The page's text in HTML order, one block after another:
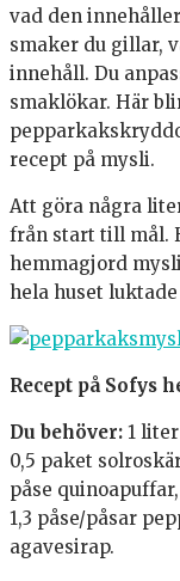
vad den
smaker du gillar,
innehåll. Du
smaklökar. Här
recept på mysli.
Att göra några
från start till mål.
hemmagjord
hela huset
Recept på Sofys
Du behöver: 1
0,5 paket
påse
1,3 påse/påsar
agavesirap.